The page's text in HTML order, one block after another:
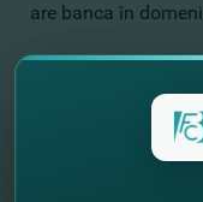
are banca în
Другие